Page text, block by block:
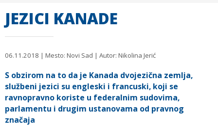
JEZICI KANADE
06.11.2018 | Mesto: Novi Sad | Autor: Nikolina Jerić
S obzirom na to da je Kanada dvojezična zemlja,
službeni jezici su engleski i francuski, koji se
ravnopravno koriste u federalnim sudovima,
parlamentu i drugim ustanovama od pravnog
značaja